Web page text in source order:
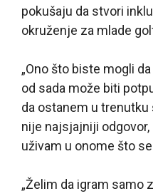
pokušaju da stvori
okruženje za mlade
„Ono što biste mogli
od sada može biti
da ostanem u
nije najsjajniji odgovor,
uživam u onome što
„Želim da igram samo